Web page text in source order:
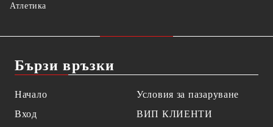
Атлетика
Бързи връзки
Начало
Вход
Условия за пазаруване
ВИП КЛИЕНТИ